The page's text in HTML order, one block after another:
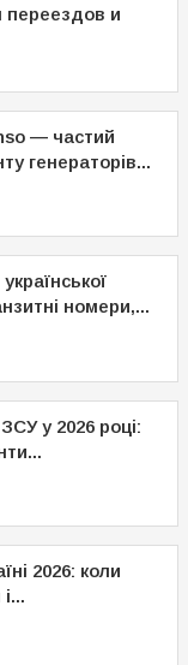
переездов и
— частий
генераторів...
номери,...
у 2026 році:
2026: коли